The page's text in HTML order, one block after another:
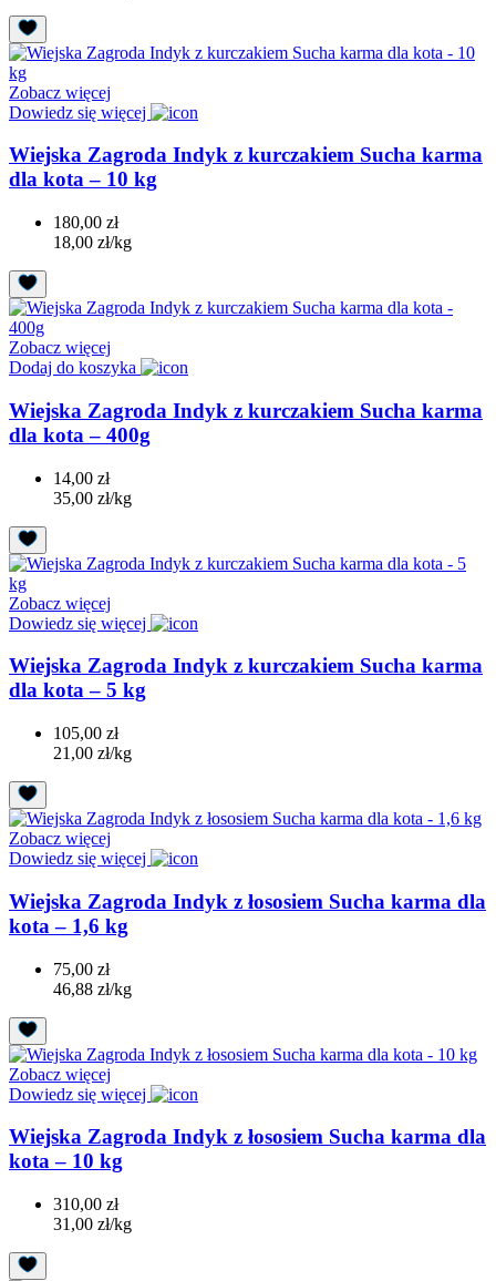
Zobacz więcej
Dowiedz się więcej
Wiejska Zagroda Indyk z kurczakiem Sucha karma
dla kota – 10 kg
180,00 zł
18,00 zł/kg
Zobacz więcej
Dodaj do koszyka
Wiejska Zagroda Indyk z kurczakiem Sucha karma
dla kota – 400g
14,00 zł
35,00 zł/kg
Zobacz więcej
Dowiedz się więcej
Wiejska Zagroda Indyk z kurczakiem Sucha karma
dla kota – 5 kg
105,00 zł
21,00 zł/kg
Zobacz więcej
Dowiedz się więcej
Wiejska Zagroda Indyk z łososiem Sucha karma dla
kota – 1,6 kg
75,00 zł
46,88 zł/kg
Zobacz więcej
Dowiedz się więcej
Wiejska Zagroda Indyk z łososiem Sucha karma dla
kota – 10 kg
310,00 zł
31,00 zł/kg